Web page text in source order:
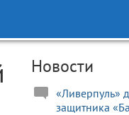
Новости
«Ливерпуль»
защитника